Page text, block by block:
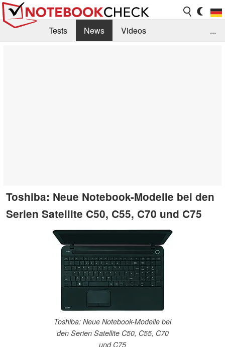
Tests News
Videos
...
Toshiba: Neue Notebook-Modelle bei den
Serien Satellite C50, C55, C70 und C75
Toshiba: Neue Notebook-Modelle bei
den Serien Satellite C50, C55, C70
und C75